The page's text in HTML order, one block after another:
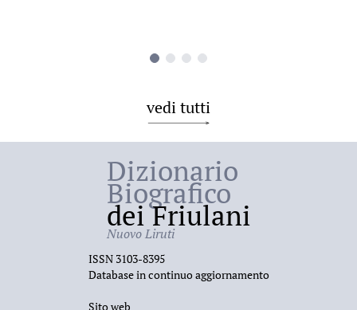
vedi tutti
Dizionario
Biografico
dei Friulani
Nuovo Liruti
ISSN 3103-8395
Database in continuo aggiornamento
Sito web